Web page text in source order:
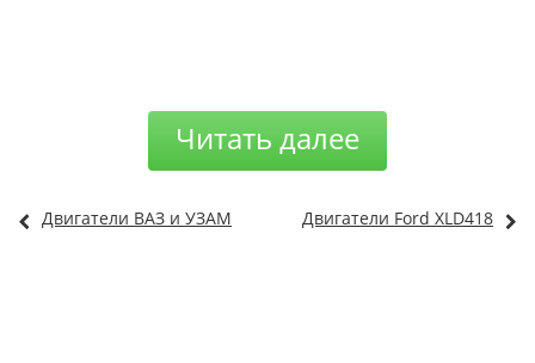
Читать далее
Двигатели ВАЗ и УЗАМ Двигатели Ford XLD418